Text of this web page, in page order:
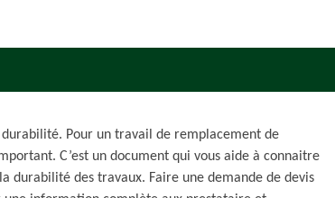
Pour un travail de remplacement de
C’est un document qui vous aide à connaitre
durabilité des travaux. Faire une demande de devis